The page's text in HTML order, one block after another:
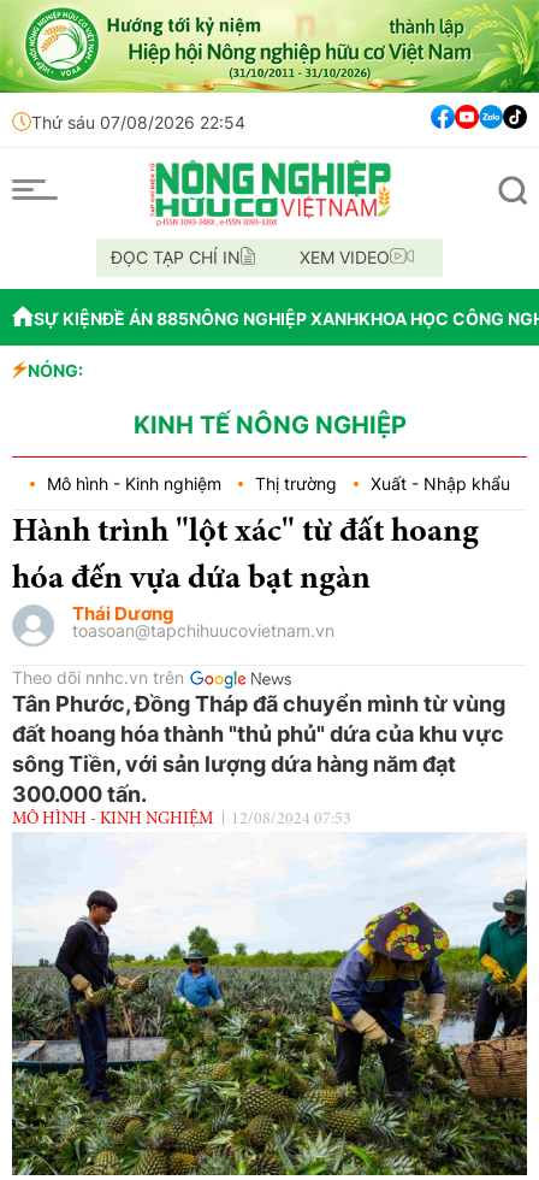
Thứ sáu 07/08/2026 22:54
ĐỌC TẠP CHÍ IN XEM VIDEO
SỰ KIỆNĐỀ ÁN 885NÔNG NGHIỆP XANHKHOA HỌC CÔNG
NÓNG:
KINH TẾ NÔNG NGHIỆP
Mô hình - Kinh nghiệm Thị trường Xuất - Nhập khẩu
Hành trình "lột xác" từ đất hoang
hóa đến vựa dứa bạt ngàn
Thái Dương
toasoan@tapchihuucovietnam.vn
Theo dõi nnhc.vn trên
Tân Phước, Đồng Tháp đã chuyển mình từ vùng
đất hoang hóa thành "thủ phủ" dứa của khu vực
sông Tiền, với sản lượng dứa hàng năm đạt
300.000 tấn.
MÔ HÌNH - KINH NGHIỆM 12/08/2024 07:53